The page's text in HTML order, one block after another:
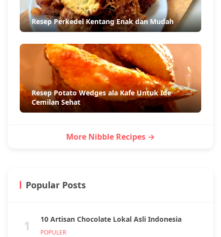
Resep Perkedel Kentang Enak dan Mudah
Resep Potato Wedges ala Kafe Untuk Ide
Cemilan Sehat
More Nibble Recipes →
Popular Posts
1 10 Artisan Chocolate Lokal Asli Indonesia
POPULER